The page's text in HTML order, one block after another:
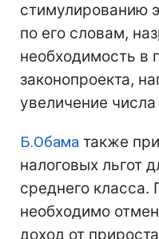
стимулированию
по его словам,
необходимость в
законопроекта,
увеличение
Б.Обама также
налоговых льгот
среднего класса.
необходимо
доход от